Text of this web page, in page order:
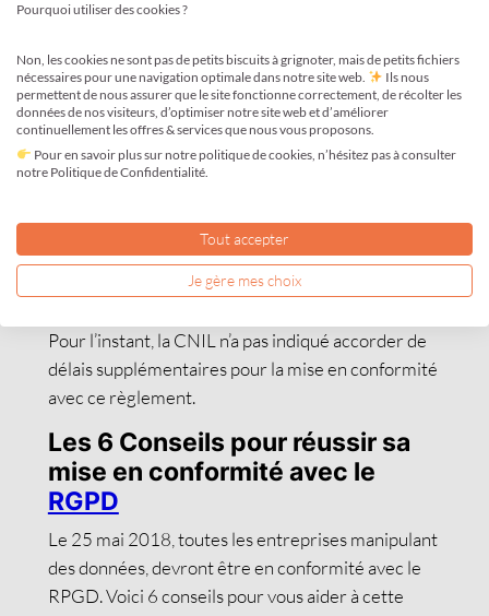
Le traitement de données personnelles comprend
organisation, etc. Une entreprise qui effectue une
livraison, édite une facture, propose une carte de
fidélité, manipule des données personnelles ;
toutes ces opérations font ainsi l’objet d’un
traitement des données personnelles.
4. Quand ?
Le règlement entre en application le25 mai 2018.
Il ne reste plus que quelques jours aux entreprises
Pour l’instant, la CNIL n’a pas indiqué accorder de
délais supplémentaires pour la mise en conformité
avec ce règlement.
Les 6 Conseils pour réussir sa
mise en conformité avec le
RGPD
Le 25 mai 2018, toutes les entreprises manipulant
des données, devront être en conformité avec le
RPGD. Voici 6 conseils pour vous aider à cette
Pourquoi utiliser des cookies ?
Non, les cookies ne sont pas de petits biscuits à grignoter, mais de petits fichiers
nécessaires pour une navigation optimale dans notre site web.
Ils nous
permettent de nous assurer que le site fonctionne correctement, de récolter les
données de nos visiteurs, d’optimiser notre site web et d’améliorer
continuellement les offres & services que nous vous proposons.
Pour en savoir plus sur notre politique de cookies, n’hésitez pas à consulter
notre Politique de Confidentialité.
Tout accepter
Je gère mes choix